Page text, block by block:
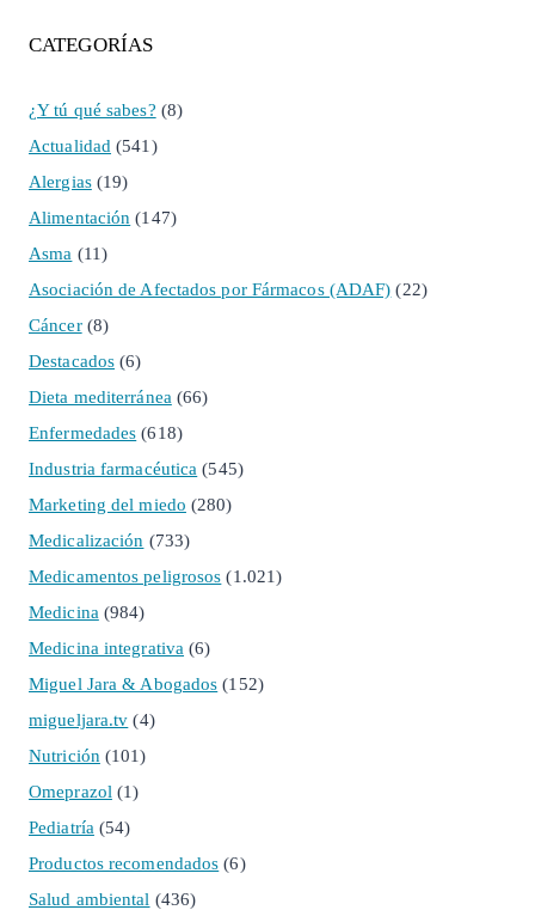
CATEGORÍAS
¿Y tú qué sabes? (8)
Actualidad (541)
Alergias(19)
Alimentación (147)
Asma (11)
Asociación de Afectados por Fármacos (ADAF) (22)
Cáncer(8)
Destacados (6)
Dieta mediterránea (66)
Enfermedades (618)
Industria farmacéutica (545)
Marketing del miedo (280)
Medicalización (733)
Medicamentos peligrosos (1.021)
Medicina (984)
Medicina integrativa (6)
Miguel Jara & Abogados (152)
migueljara.tv (4)
Nutrición (101)
Omeprazol (1)
Pediatría (54)
Productos recomendados (6)
Salud ambiental (436)